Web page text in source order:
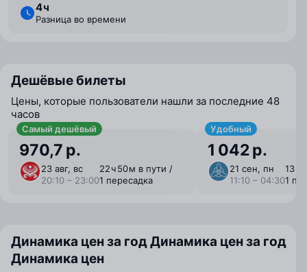
4 ⁠ч
Разница во времени
Дешёвые билеты
Цены, которые пользователи нашли за последние 48
часов
Самый дешёвый
970,7 р.
23 авг, вс
20:10 – 23:00
22 ⁠ч 50 ⁠м в пути /
1 пересадка
Удобный
1 042 р.
21 сен, пн
11:10 – 04:30
13 ⁠ч
1
Динамика цен за годДинамика цен за год
Динамика цен